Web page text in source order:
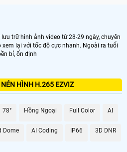
trữ hình ảnh video từ 28-29 ngày, chuyên
lại với tốc độ cực nhanh. Ngoài ra tuổi
bỉ, ổn định
HÌNH H.265 EZVIZ
78° Hồng Ngoại Full Color AI
Dome AI Coding IP66 3D DNR